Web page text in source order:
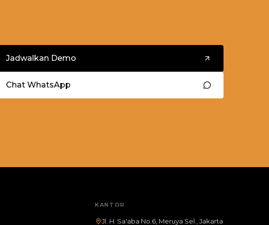
Jadwalkan Demo
Chat WhatsApp
KANTOR
Jl. H. Sa'aba No.6, Meruya Sel., Jakarta